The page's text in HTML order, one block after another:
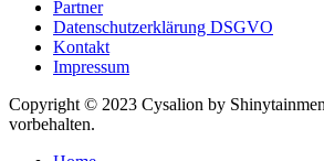
Partner
Datenschutzerklärung DSGVO
Kontakt
Impressum
Copyright © 2023 Cysalion by
vorbehalten.